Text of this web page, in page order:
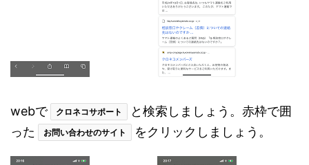
webで クロネコサポート
と検索しましょう。赤枠で囲
った
お問い合わせのサイト をクリックしましょう。